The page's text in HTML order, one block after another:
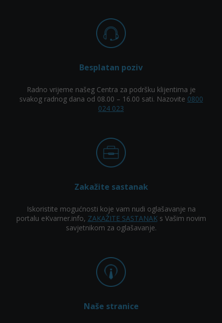
Besplatan poziv
Radno vrijeme našeg Centra za podršku klijentima je
svakog radnog dana od 08.00 – 16.00 sati. Nazovite 0800
024 023
Zakažite sastanak
Iskoristite mogućnosti koje vam nudi oglašavanje na
portalu eKvarner.info, ZAKAŽITE SASTANAKs Vašim novim
savjetnikom za oglašavanje.
Naše stranice